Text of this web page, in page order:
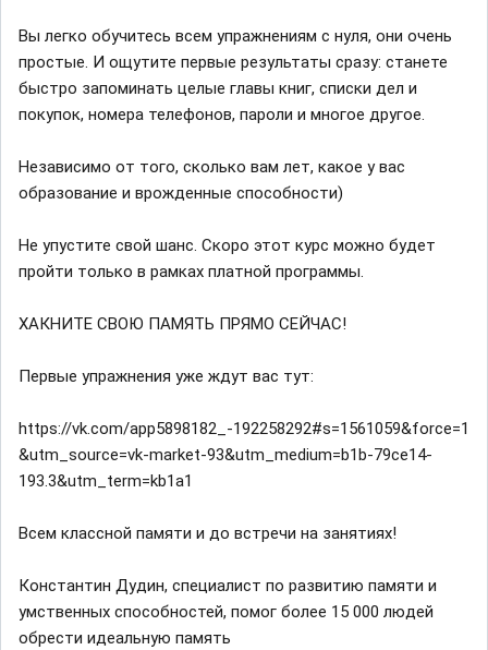
Вы легко обучитесь всем упражнениям с нуля, они очень
простые. И ощутите первые результаты сразу: станете
быстро запоминать целые главы книг, списки дел и
покупок, номера телефонов, пароли и многое другое.
Независимо от того, сколько вам лет, какое у вас
образование и врожденные способности)
Не упустите свой шанс. Скоро этот курс можно будет
пройти только в рамках платной программы.
ХАКНИТЕ СВОЮ ПАМЯТЬ ПРЯМО СЕЙЧАС!
Первые упражнения уже ждут вас тут:
https://vk.com/app5898182_-192258292#s=1561059&force=1
&utm_source=vk-market-93&utm_medium=b1b-79ce14-
193.3&utm_term=kb1a1
Всем классной памяти и до встречи на занятиях!
Константин Дудин, специалист по развитию памяти и
умственных способностей, помог более 15 000 людей
обрести идеальную память